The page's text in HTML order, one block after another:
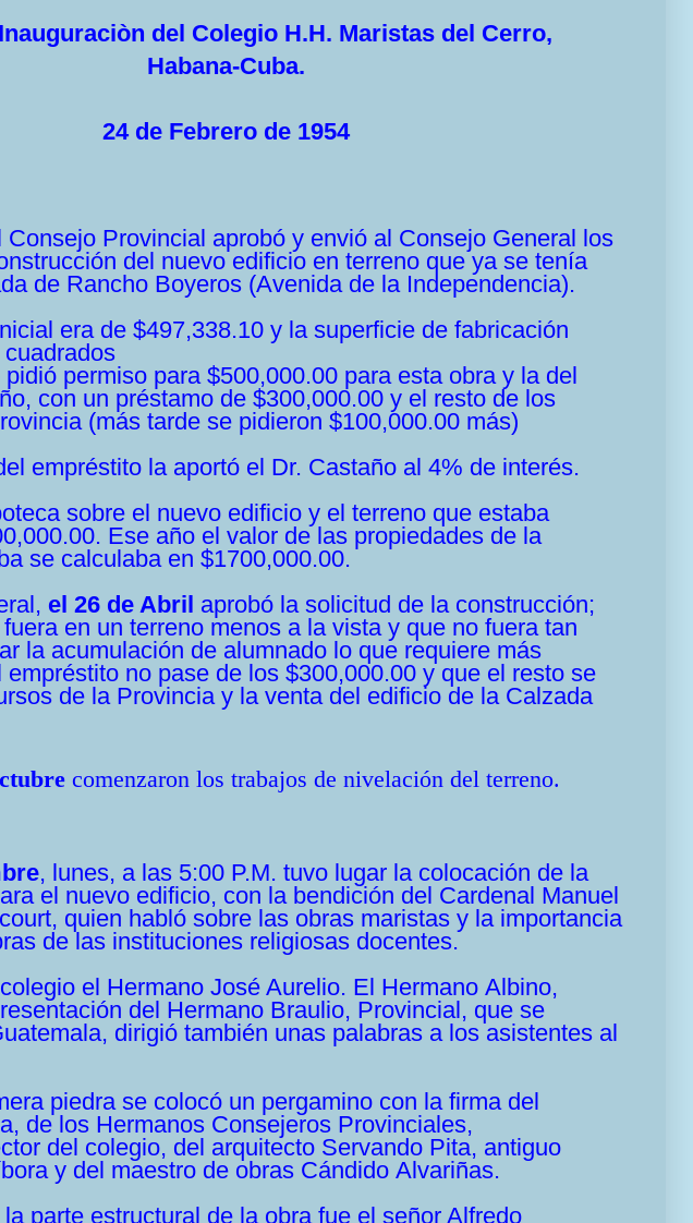
del Colegio H.H. Maristas del Cerro,
Habana-Cuba.
24 de Febrero de 1954
Consejo Provincial aprobó y envió al Consejo General los
del nuevo edificio en terreno que ya se tenía
de Rancho Boyeros (Avenida de la Independencia).
era de $497,338.10 y la superficie de fabricación
permiso para $500,000.00 para esta obra y la del
con un préstamo de $300,000.00 y el resto de los
(más tarde se pidieron $100,000.00 más)
empréstito la aportó el Dr. Castaño al 4% de interés.
sobre el nuevo edificio y el terreno que estaba
Ese año el valor de las propiedades de la
se calculaba en $1700,000.00.
el 26 de Abril aprobó la solicitud de la construcción;
en un terreno menos a la vista y que no fuera tan
la acumulación de alumnado lo que requiere más
empréstito no pase de los $300,000.00 y que el resto se
de la Provincia y la venta del edificio de la Calzada
comenzaron los trabajos de nivelación del terreno.
, lunes, a las 5:00 P.M. tuvo lugar la colocación de la
el nuevo edificio, con la bendición del Cardenal Manuel
quien habló sobre las obras maristas y la importancia
de las instituciones religiosas docentes.
el Hermano José Aurelio. El Hermano Albino,
del Hermano Braulio, Provincial, que se
dirigió también unas palabras a los asistentes al
piedra se colocó un pergamino con la firma del
de los Hermanos Consejeros Provinciales,
del colegio, del arquitecto Servando Pita, antiguo
y del maestro de obras Cándido Alvariñas.
parte estructural de la obra fue el señor Alfredo